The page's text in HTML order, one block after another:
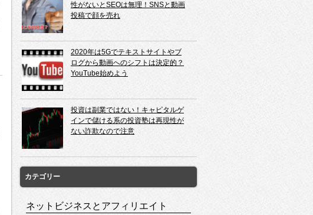
性がないとSEOは無理！SNSと動画
投稿で顔を売れ
2020年は5Gでテキストサイトやブ
ログから動画へのシフトは決定的？
YouTube始めよう
投資は副業ではない！キャピタルゲ
インで儲ける系の投資塾は再現性が
ない詐欺なので注意
カテゴリー
ネットビジネスとアフィリエイト